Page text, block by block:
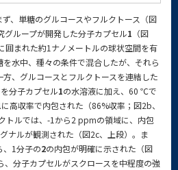
ず、単糖のグルコースやフルクトース（図
ループが開発した分子カプセル1 （図
囲まれた約1ナノメートルの球状空間を有
水中、種々の条件で混合したが、それら
、グルコースとフルクトースを連結した
分子カプセル1の水溶液に加え、60 ℃で
に高収率で内包された（86%収率；図2b、
トルでは、-1から2 ppmの領域に、内包
ナルが観測された（図2c、上段）。ま
、1分子の2の内包が明確に示された（図
、分子カプセルがスクロースを中程度の強